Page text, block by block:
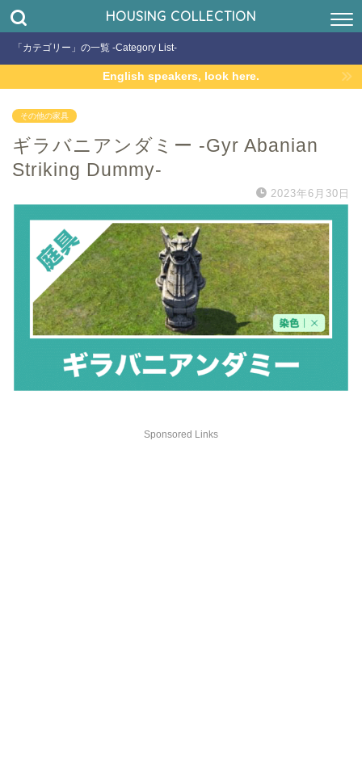
HOUSING COLLECTION
「カテゴリー」の一覧 -Category List-
English speakers, look here.
その他の家具
ギラバニアンダミー -Gyr Abanian
Striking Dummy-
2023年6月30日
Sponsored Links